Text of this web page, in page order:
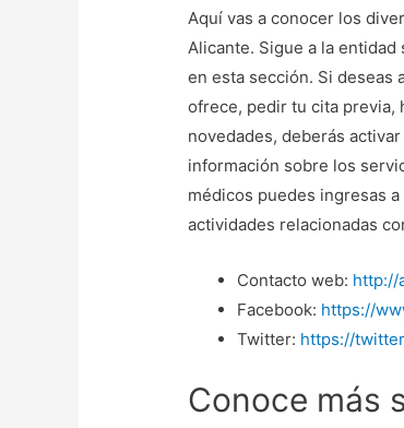
Aquí vas a conocer los
Alicante. Sigue a la
en esta sección. Si deseas
ofrece, pedir tu cita previa,
novedades, deberás
información sobre los
médicos puedes ingresas
actividades relacionadas
Contacto web: http://
Facebook: https://
Twitter: https://
Conoce más